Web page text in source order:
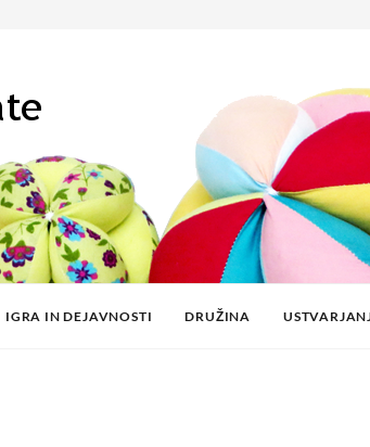
IGRA IN DEJAVNOSTI DRUŽINA